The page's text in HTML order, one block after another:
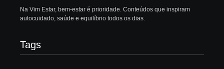
Na Vim Estar, bem-estar é prioridade. Conteúdos que inspiram
autocuidado, saúde e equilíbrio todos os dias.
Tags